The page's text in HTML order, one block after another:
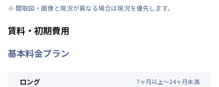
※ 間取図・画像と現況が異なる場合は現況を優先します。
賃料・初期費用
基本料金プラン
ロング 7ヶ月以上～24ヶ月未満